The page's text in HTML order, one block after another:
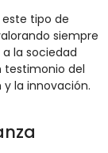
tipo de
siempre
la sociedad
testimonio del
la innovación.